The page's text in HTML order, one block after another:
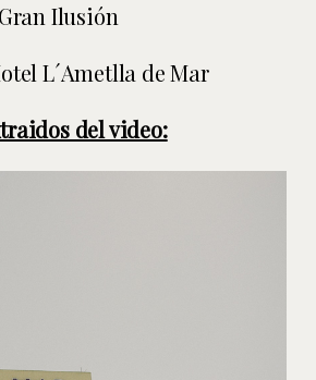
Ilusión
L´Ametlla de Mar
del video: